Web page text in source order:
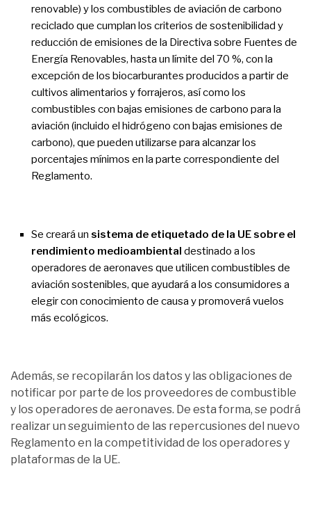
renovable) y los combustibles de aviación de carbono
reciclado que cumplan los criterios de sostenibilidad y
reducción de emisiones de la Directiva sobre Fuentes de
Energía Renovables, hasta un límite del 70 %, con la
excepción de los biocarburantes producidos a partir de
cultivos alimentarios y forrajeros, así como los
combustibles con bajas emisiones de carbono para la
aviación (incluido el hidrógeno con bajas emisiones de
carbono), que pueden utilizarse para alcanzar los
porcentajes mínimos en la parte correspondiente del
Reglamento.
Se creará un sistema de etiquetado de la UE sobre el
rendimiento medioambiental destinado a los
operadores de aeronaves que utilicen combustibles de
aviación sostenibles, que ayudará a los consumidores a
elegir con conocimiento de causa y promoverá vuelos
más ecológicos.
Además, se recopilarán los datos y las obligaciones de
notificar por parte de los proveedores de combustible
y los operadores de aeronaves. De esta forma, se podrá
realizar un seguimiento de las repercusiones del nuevo
Reglamento en la competitividad de los operadores y
plataformas de la UE.